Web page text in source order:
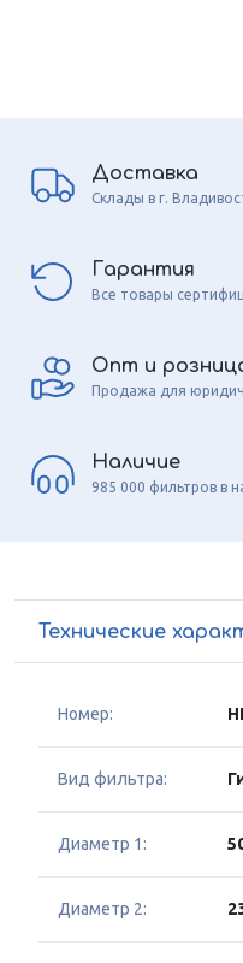
Доставка
Склады в г.
Гарантия
Все товары
Опт и
Продажа для
Наличие
985 000 фильтров в
Технические
Номер:
Вид фильтра:
Диаметр 1:
Диаметр 2: